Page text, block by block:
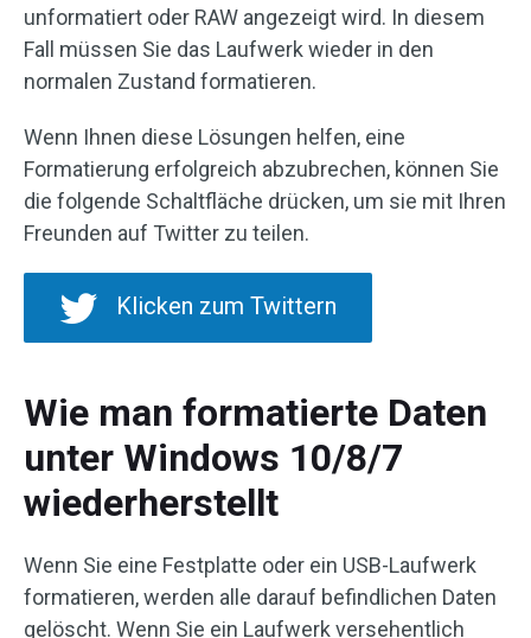
unformatiert oder RAW angezeigt wird. In diesem
Fall müssen Sie das Laufwerk wieder in den
normalen Zustand formatieren.
Wenn Ihnen diese Lösungen helfen, eine
Formatierung erfolgreich abzubrechen, können Sie
die folgende Schaltfläche drücken, um sie mit Ihren
Freunden auf Twitter zu teilen.
Klicken zum Twittern
Wie man formatierte Daten
unter Windows 10/8/7
wiederherstellt
Wenn Sie eine Festplatte oder ein USB-Laufwerk
formatieren, werden alle darauf befindlichen Daten
gelöscht. Wenn Sie ein Laufwerk versehentlich